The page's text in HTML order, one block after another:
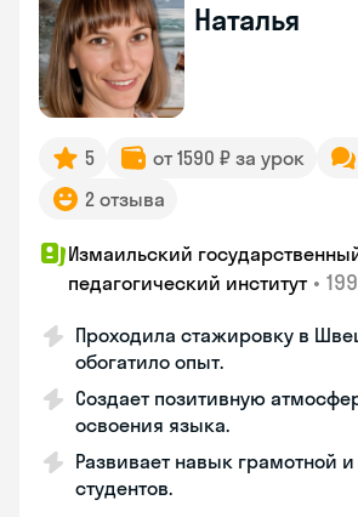
Наталья
5 от 1590 ₽ за урок
2 отзыва
Измаильский
педагогический институт •
Проходила стажировку в
обогатило опыт.
Создает позитивную
освоения языка.
Развивает навык грамотной
студентов.